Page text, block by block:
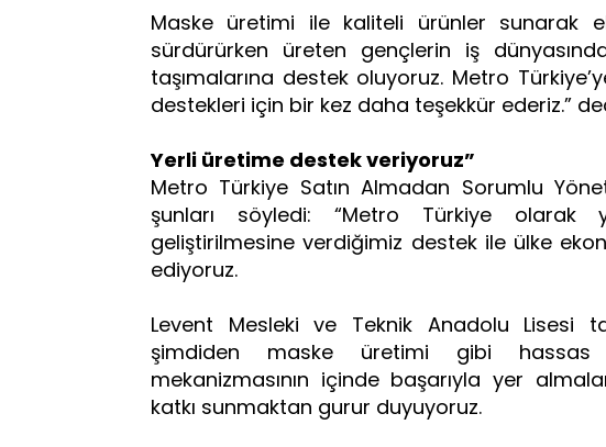
Maske üretimi ile kaliteli ürünler sunarak
sürdürürken üreten gençlerin iş
taşımalarına destek oluyoruz. Metro
destekleri için bir kez daha teşekkür ederiz.”
Yerli üretime destek veriyoruz”
Metro Türkiye Satın Almadan Sorumlu
şunları söyledi: “Metro Türkiye olarak
geliştirilmesine verdiğimiz destek ile ülke
ediyoruz.
Levent Mesleki ve Teknik Anadolu Lisesi
şimdiden maske üretimi gibi hassas
mekanizmasının içinde başarıyla yer
katkı sunmaktan gurur duyuyoruz.